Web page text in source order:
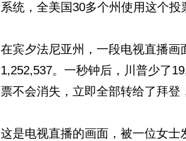
系统，全美国30多个州使用这个投
在宾夕法尼亚州，一段电视直播画
1,252,537。一秒钟后，川普少了
票不会消失，立即全部转给了拜登
这是电视直播的画面，被一位女